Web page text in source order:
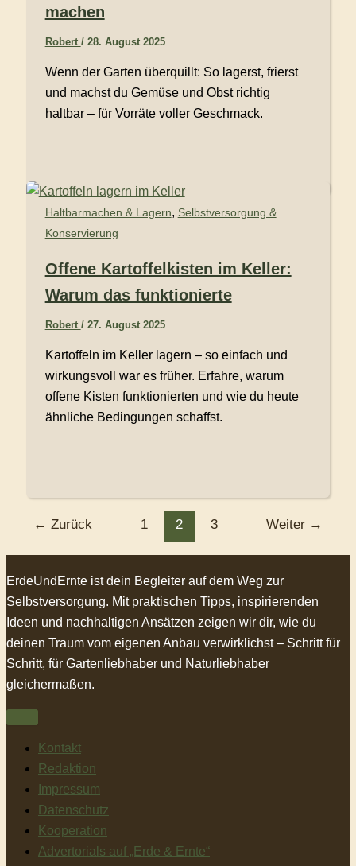
machen
Robert / 28. August 2025
Wenn der Garten überquillt: So lagerst, frierst
und machst du Gemüse und Obst richtig
haltbar – für Vorräte voller Geschmack.
Haltbarmachen & Lagern, Selbstversorgung &
Konservierung
Offene Kartoffelkisten im Keller:
Warum das funktionierte
Robert / 27. August 2025
Kartoffeln im Keller lagern – so einfach und
wirkungsvoll war es früher. Erfahre, warum
offene Kisten funktionierten und wie du heute
ähnliche Bedingungen schaffst.
← Zurück 1 2 3 Weiter →
ErdeUndErnte ist dein Begleiter auf dem Weg zur
Selbstversorgung. Mit praktischen Tipps, inspirierenden
Ideen und nachhaltigen Ansätzen zeigen wir dir, wie du
deinen Traum vom eigenen Anbau verwirklichst – Schritt für
Schritt, für Gartenliebhaber und Naturliebhaber
gleichermaßen.
Kontakt
Redaktion
Impressum
Datenschutz
Kooperation
Advertorials auf „Erde & Ernte“